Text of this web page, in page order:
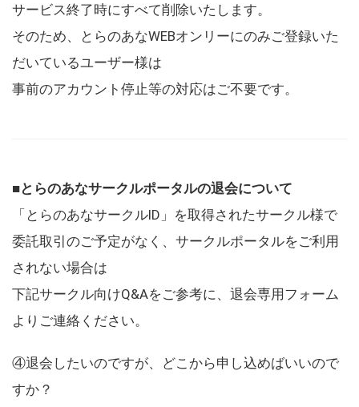
サービス終了時にすべて削除いたします。
そのため、とらのあなWEBオンリーにのみご登録いた
だいているユーザー様は
事前のアカウント停止等の対応はご不要です。
■とらのあなサークルポータルの退会について
「とらのあなサークルID」を取得されたサークル様で
委託取引のご予定がなく、サークルポータルをご利用
されない場合は
下記サークル向けQ&Aをご参考に、退会専用フォーム
よりご連絡ください。
④退会したいのですが、どこから申し込めばいいので
すか？